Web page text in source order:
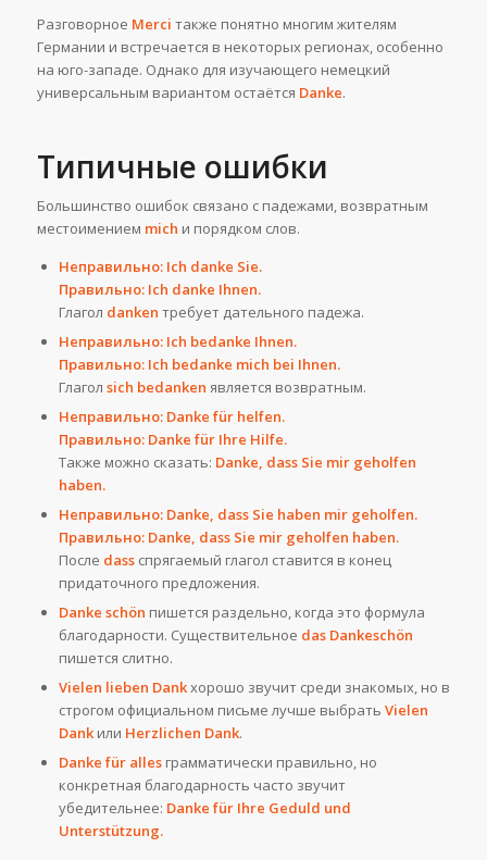
Разговорное Merci также понятно многим жителям
Германии и встречается в некоторых регионах, особенно
на юго-западе. Однако для изучающего немецкий
универсальным вариантом остаётся Danke.
Типичные ошибки
Большинство ошибок связано с падежами, возвратным
местоимением mich и порядком слов.
Неправильно: Ich danke Sie.
Правильно: Ich danke Ihnen.
Глагол danken требует дательного падежа.
Неправильно: Ich bedanke Ihnen.
Правильно: Ich bedanke mich bei Ihnen.
Глагол sich bedanken является возвратным.
Неправильно: Danke für helfen.
Правильно: Danke für Ihre Hilfe.
Также можно сказать: Danke, dass Sie mir geholfen
haben.
Неправильно: Danke, dass Sie haben mir geholfen.
Правильно: Danke, dass Sie mir geholfen haben.
После dassспрягаемый глагол ставится в конец
придаточного предложения.
Danke schön пишется раздельно, когда это формула
благодарности. Существительное das Dankeschön
пишется слитно.
Vielen lieben Dankхорошо звучит среди знакомых, но в
строгом официальном письме лучше выбрать Vielen
Dankили Herzlichen Dank.
Danke für allesграмматически правильно, но
конкретная благодарность часто звучит
убедительнее: Danke für Ihre Geduld und
Unterstützung.